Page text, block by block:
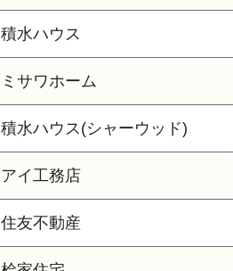
積水ハウス
ミサワホーム
積水ハウス(シャーウッド)
アイ工務店
住友不動産